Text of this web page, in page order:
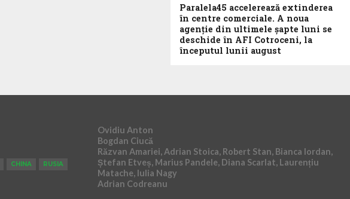
Paralela45 accelerează extinderea
în centre comerciale. A noua
agenție din ultimele șapte luni se
deschide în AFI Cotroceni, la
începutul lunii august
CHINA
RUSIA
Ovidiu Anton
Bogdan Ciucă
Răzvan Amariei, Adrian Stoica, Robert Stan, Bianca Iordan,
Ștefan Etveș, Marius Pandele, Diana Scarlat, Laurențiu
Matache, Iulia Nagy
Adrian Codreanu